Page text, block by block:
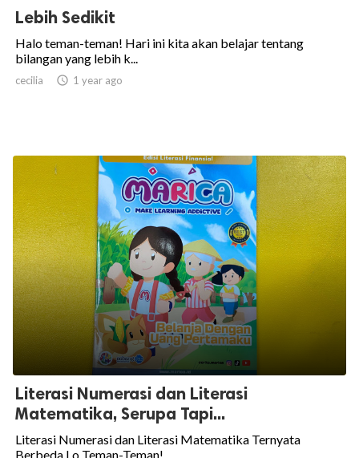
Lebih Sedikit
Halo teman-teman! Hari ini kita akan belajar tentang
bilangan yang lebih k...
cecilia  1 year ago
Literasi Numerasi dan Literasi
Matematika, Serupa Tapi...
Literasi Numerasi dan Literasi Matematika Ternyata
Berbeda Lo Teman-Teman!